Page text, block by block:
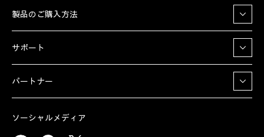
製品のご購入方法
サポート
パートナー
ソーシャルメディア